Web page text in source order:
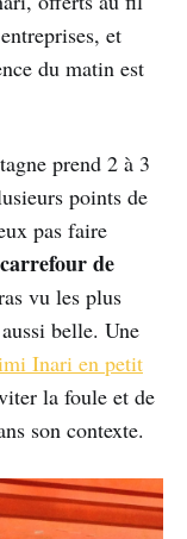
et
du matin est
prend 2 à 3
points de
pas faire
carrefour de
vu les plus
belle. Une
Inari en petit
la foule et de
son contexte.